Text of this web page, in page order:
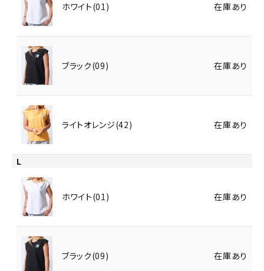
ホワイト(01) 在庫あり
ブラック(09) 在庫あり
ライトオレンジ(42) 在庫あり
L
ホワイト(01) 在庫あり
ブラック(09) 在庫あり